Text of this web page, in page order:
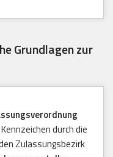
Grundlagen zur
durch die
Zulassungsbezirk